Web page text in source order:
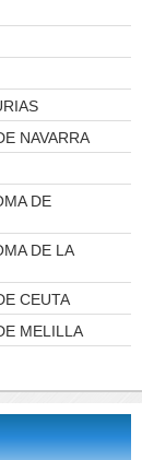
NAVARRA
DE
DE LA
CEUTA
MELILLA